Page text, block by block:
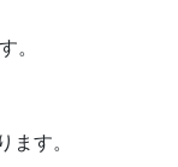
。
ます。